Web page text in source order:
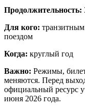
Продолжительность:
Для кого:
поездом
Когда: круглый год
Важно: Режимы,
меняются. Перед
официальный ресурс
июня 2026 года.